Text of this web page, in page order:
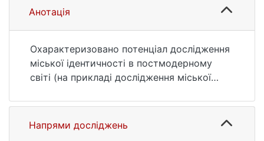
100 с. URL:
https://ir.library.knu.ua/handle/123456789/12
Анотація
Охарактеризовано потенціал дослідження
міської ідентичності в постмодерному
світі (на прикладі дослідження міської
Напрями досліджень